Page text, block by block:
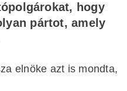
hogy
pártot, amely
elnöke azt is mondta,